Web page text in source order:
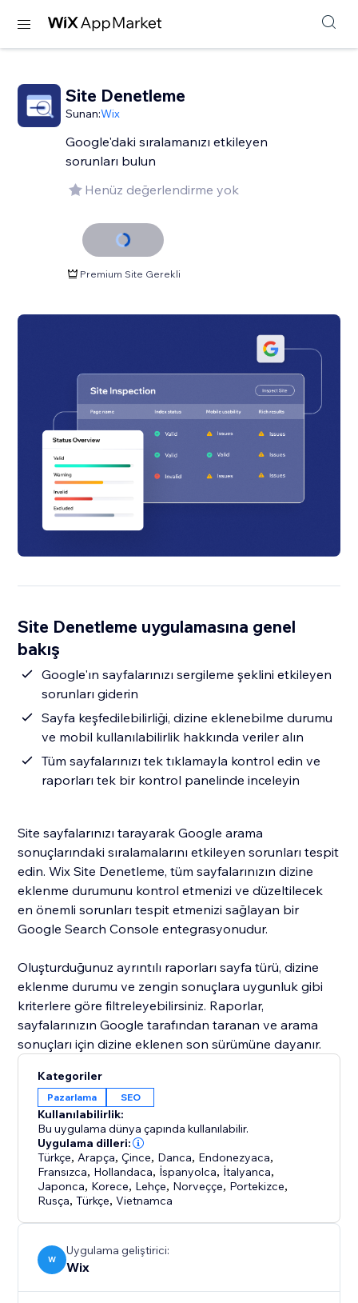
Site Denetleme
Sunan:Wix
Google'daki sıralamanızı etkileyen
sorunları bulun
Henüz değerlendirme yok
Premium Site Gerekli
Site Denetleme uygulamasına genel
bakış
Google'ın sayfalarınızı sergileme şeklini etkileyen
sorunları giderin
Sayfa keşfedilebilirliği, dizine eklenebilme durumu
ve mobil kullanılabilirlik hakkında veriler alın
Tüm sayfalarınızı tek tıklamayla kontrol edin ve
raporları tek bir kontrol panelinde inceleyin
Site sayfalarınızı tarayarak Google arama
sonuçlarındaki sıralamalarını etkileyen sorunları tespit
edin. Wix Site Denetleme, tüm sayfalarınızın dizine
eklenme durumunu kontrol etmenizi ve düzeltilecek
en önemli sorunları tespit etmenizi sağlayan bir
Google Search Console entegrasyonudur.
Oluşturduğunuz ayrıntılı raporları sayfa türü, dizine
eklenme durumu ve zengin sonuçlara uygunluk gibi
kriterlere göre filtreleyebilirsiniz. Raporlar,
sayfalarınızın Google tarafından taranan ve arama
sonuçları için dizine eklenen son sürümüne dayanır.
Kategoriler
Pazarlama SEO
Kullanılabilirlik:
Bu uygulama dünya çapında kullanılabilir.
Uygulama dilleri:
Türkçe, Arapça,Çince, Danca, Endonezyaca,
Fransızca, Hollandaca, İspanyolca, İtalyanca,
Japonca, Korece, Lehçe, Norveççe, Portekizce,
Rusça,Türkçe,Vietnamca
W
Uygulama geliştirici:
Wix